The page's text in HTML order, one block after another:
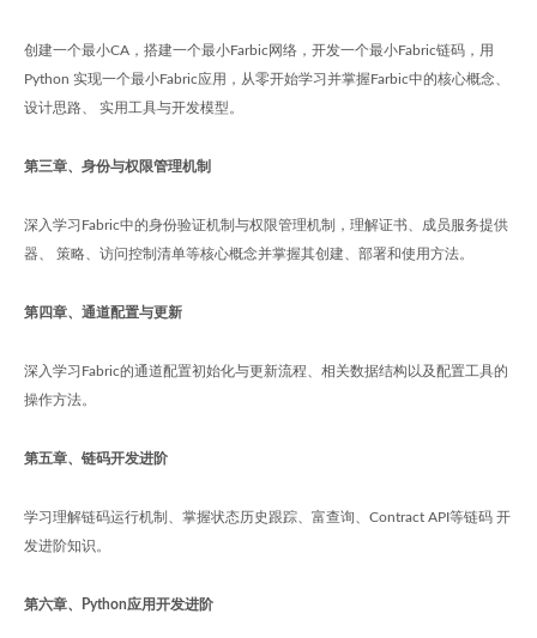
创建一个最小CA，搭建一个最小Farbic网络，开发一个最小Fabric链码，用
Python 实现一个最小Fabric应用，从零开始学习并掌握Farbic中的核心概念、
设计思路、 实用工具与开发模型。
第三章、身份与权限管理机制
深入学习Fabric中的身份验证机制与权限管理机制，理解证书、成员服务提供
器、 策略、访问控制清单等核心概念并掌握其创建、部署和使用方法。
第四章、通道配置与更新
深入学习Fabric的通道配置初始化与更新流程、相关数据结构以及配置工具的
操作方法。
第五章、链码开发进阶
学习理解链码运行机制、掌握状态历史跟踪、富查询、Contract API等链码 开
发进阶知识。
第六章、Python应用开发进阶